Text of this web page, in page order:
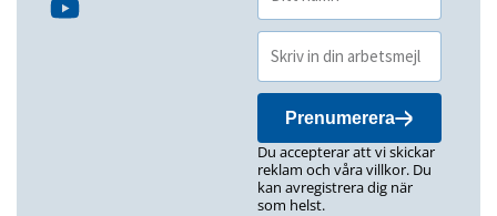
Prenumerera
Du accepterar att vi skickar
reklam och våra villkor. Du
kan avregistrera dig när
som helst.